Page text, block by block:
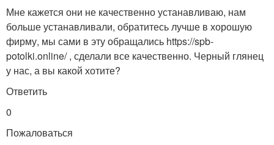
Мне кажется они не качественно устанавливаю, нам
больше устанавливали, обратитесь лучше в хорошую
фирму, мы сами в эту обращались https://spb-
potolki.online/ , сделали все качественно. Черный глянец
у нас, а вы какой хотите?
Ответить
0
Пожаловаться